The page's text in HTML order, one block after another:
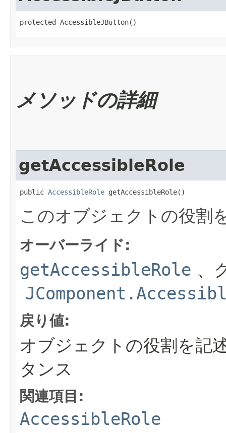
protected AccessibleJButton()
メソッドの詳細
getAccessibleRole
public AccessibleRole getAccessibleRole()
このオブジェクトの役割
オーバーライド:
getAccessibleRole 、
戻り値:
オブジェクトの役割を
タンス
関連項目:
AccessibleRole